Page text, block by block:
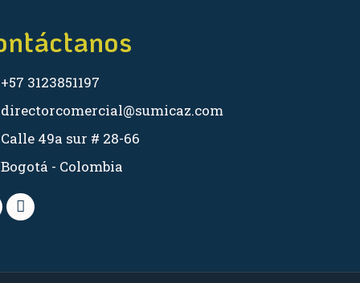
+57 3123851197
directorcomercial@sumicaz.com
Calle 49a sur # 28-66
Bogotá - Colombia